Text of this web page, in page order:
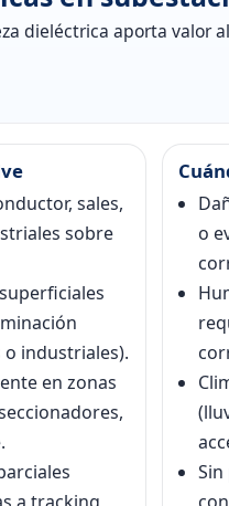
dieléctrica aporta valor
sales,
sobre
industriales).
en zonas
o